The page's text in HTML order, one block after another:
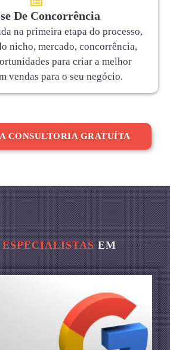
De Concorrência
na primeira etapa do processo,
nicho, mercado, concorrência,
para criar a melhor
vendas para o seu negócio.
CONSULTORIA GRATUÍTA
ESPECIALISTASEM